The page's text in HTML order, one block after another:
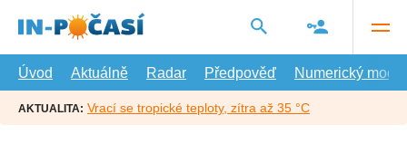
hlavní
Úvod
Aktuálně Radar Předpověď Numerický model
AKTUALITA: Vrací se tropické teploty, zítra až 35 °C